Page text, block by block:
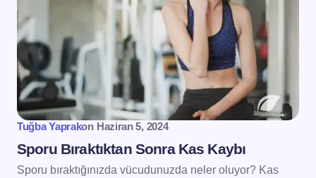
Tuğba Yaprakon Haziran 5, 2024
Sporu Bıraktıktan Sonra Kas Kaybı
Sporu bıraktığınızda vücudunuzda neler oluyor? Kas